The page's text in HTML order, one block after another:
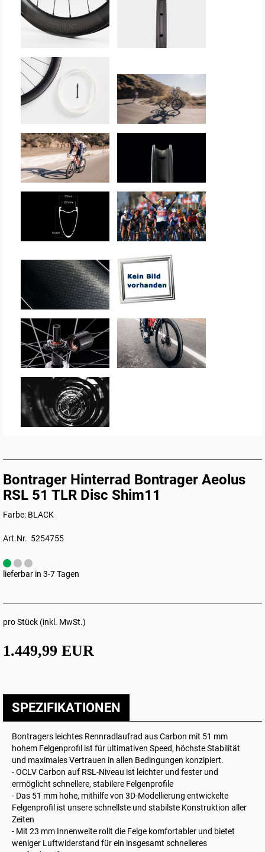
Bontrager Hinterrad Bontrager Aeolus
RSL 51 TLR Disc Shim11
Farbe: BLACK
Art.Nr. 5254755
lieferbar in 3-7 Tagen
pro Stück (inkl. MwSt.)
1.449,99 EUR
SPEZIFIKATIONEN
Bontragers leichtes Rennradlaufrad aus Carbon mit 51 mm
hohem Felgenprofil ist für ultimativen Speed, höchste Stabilität
und maximales Vertrauen in allen Bedingungen konzipiert.
- OCLV Carbon auf RSL-Niveau ist leichter und fester und
ermöglicht schnellere, stabilere Felgenprofile
- Das 51 mm hohe, mithilfe von 3D-Modellierung entwickelte
Felgenprofil ist unsere schnellste und stabilste Konstruktion aller
Zeiten
- Mit 23 mm Innenweite rollt die Felge komfortabler und bietet
weniger Luftwiderstand für ein insgesamt schnelleres